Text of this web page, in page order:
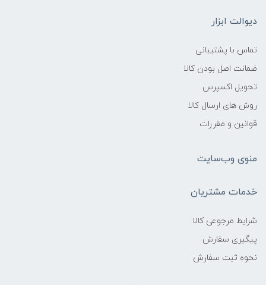
دیوالت ابزار
تماس با پشتیبانی
ضمانت اصل بودن کالا
تحویل اکسپرس
روش های ارسال کالا
قوانین و مقررات
منوی وب‌سایت
خدمات مشتریان
شرایط مرجوعی کالا
پیگیری سفارش
نحوه ثبت سفارش